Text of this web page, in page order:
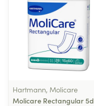
Hartmann, Molicare
Molicare Rectangular 5d